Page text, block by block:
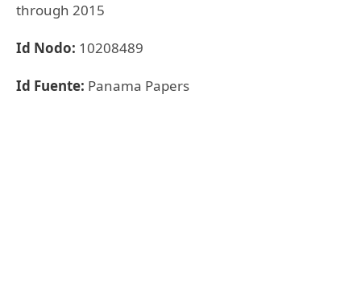
through 2015
Id Nodo: 10208489
Id Fuente: Panama Papers